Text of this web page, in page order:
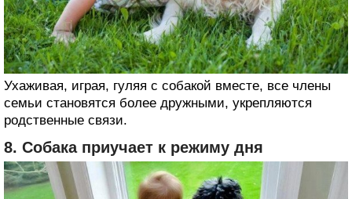
Ухаживая, играя, гуляя с собакой вместе, все члены
семьи становятся более дружными, укрепляются
родственные связи.
8. Собака приучает к режиму дня